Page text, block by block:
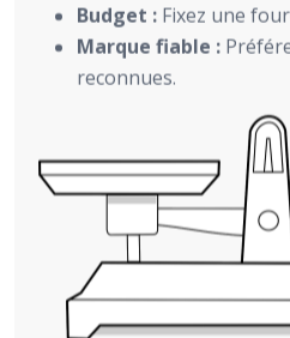
Budget : Fixez une
Marque fiable :
reconnues.